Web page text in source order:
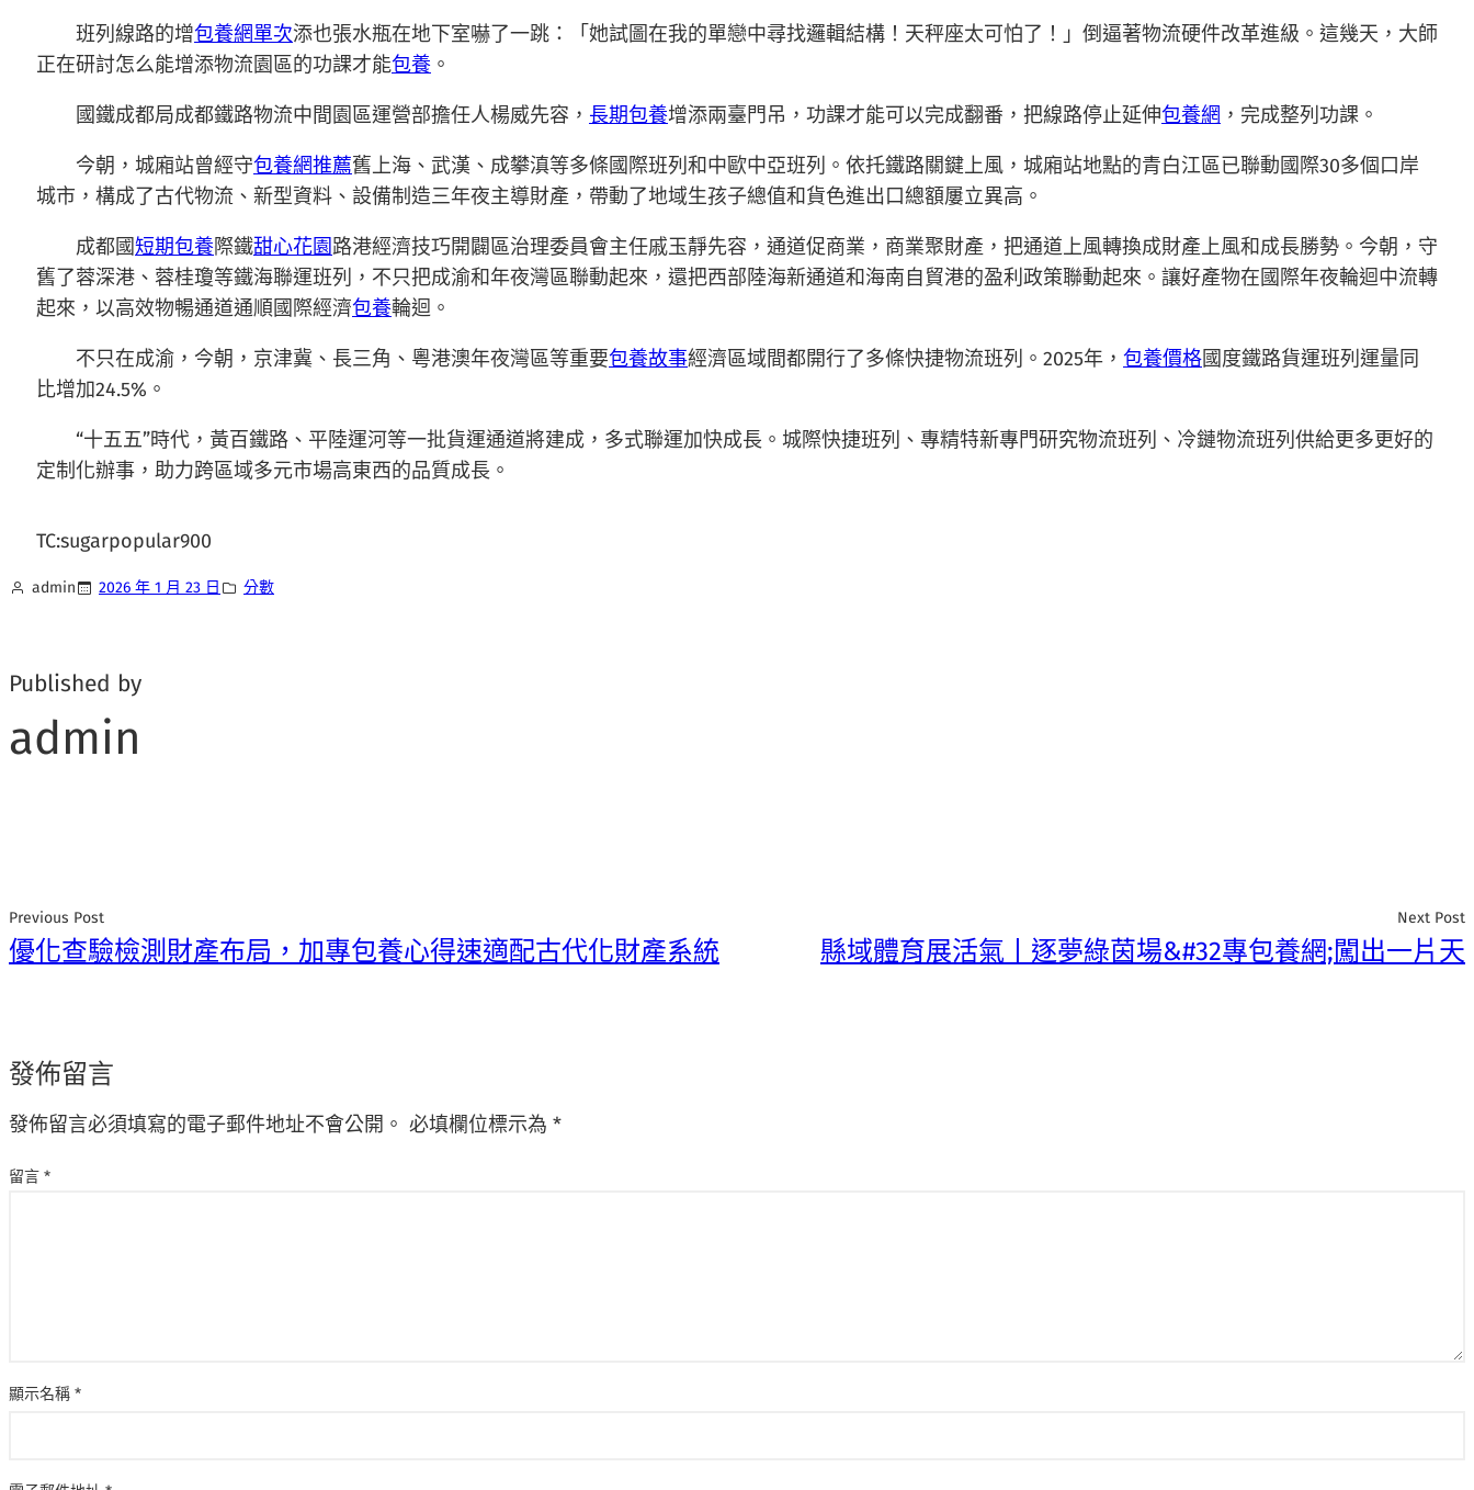
班列線路的增包養網單次添也張水瓶在地下室嚇了一跳：「她試圖在我的單戀中尋找邏輯結構！天秤座太可怕了！」倒逼著物流硬件改革進級。這幾天，大師
正在研討怎么能增添物流園區的功課才能包養 。
國鐵成都局成都鐵路物流中間園區運營部擔任人楊威先容， 長期包養增添兩臺門吊，功課才能可以完成翻番，把線路停止延伸包養網 ，完成整列功課。
今朝，城廂站曾經守包養網推薦舊上海、武漢、成攀滇等多條國際班列和中歐中亞班列。依托鐵路關鍵上風，城廂站地點的青白江區已聯動國際30多個口岸
城市，構成了古代物流、新型資料、設備制造三年夜主導財產，帶動了地域生孩子總值和貨色進出口總額屢立異高。
成都國短期包養際鐵甜心花園路港經濟技巧開闢區治理委員會主任戚玉靜先容，通道促商業，商業聚財產，把通道上風轉換成財產上風和成長勝勢。今朝，守
舊了蓉深港、蓉桂瓊等鐵海聯運班列，不只把成渝和年夜灣區聯動起來，還把西部陸海新通道和海南自貿港的盈利政策聯動起來。讓好產物在國際年夜輪迴中流轉
起來，以高效物暢通道通順國際經濟包養輪迴。
不只在成渝，今朝，京津冀、長三角、粵港澳年夜灣區等重要包養故事經濟區域間都開行了多條快捷物流班列。2025年， 包養價格國度鐵路貨運班列運量同
比增加24.5%。
“十五五”時代，黃百鐵路、平陸運河等一批貨運通道將建成，多式聯運加快成長。城際快捷班列、專精特新專門研究物流班列、冷鏈物流班列供給更多更好的
定制化辦事，助力跨區域多元市場高東西的品質成長。
TC:sugarpopular900
admin 2026 年 1 月 23 日 分數
Published by
admin
Previous Post
優化查驗檢測財產布局，加專包養心得速適配古代化財產系統
Next Post
縣域體育展活氣丨逐夢綠茵場&#32專包養網;闖出一片天
發佈留言
發佈留言必須填寫的電子郵件地址不會公開。 必填欄位標示為 *
留言 *
顯示名稱 *